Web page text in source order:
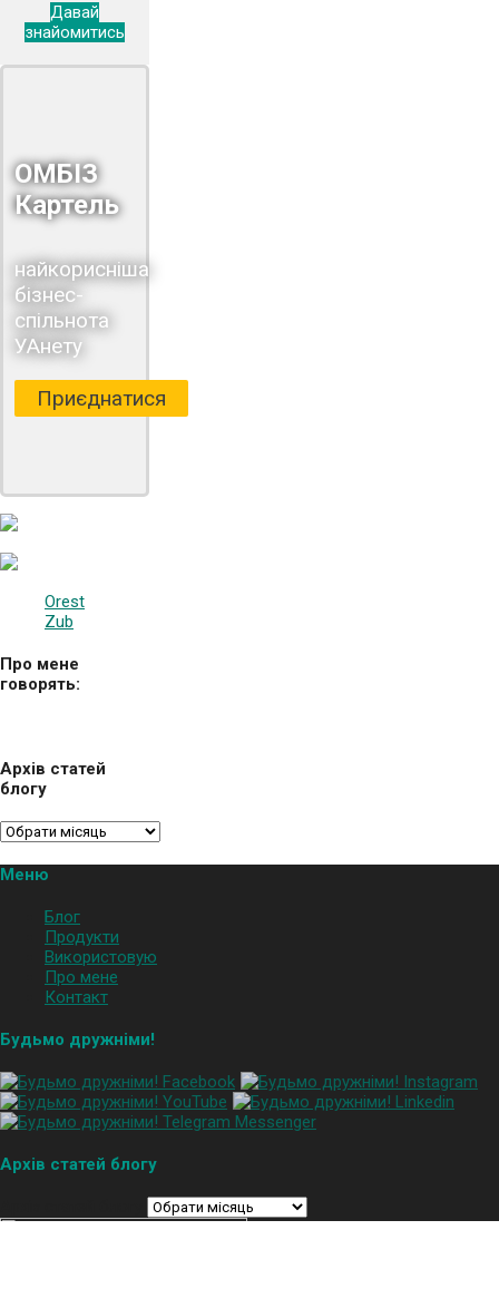
Давай
знайомитись
ОМБІЗ
Картель
найкорисніша
бізнес-
спільнота
УАнету
Приєднатися
Orest
Zub
Про мене
говорять:
Архів статей
блогу
Меню
Блог
Продукти
Використовую
Про мене
Контакт
Будьмо дружніми!
Архів статей блогу